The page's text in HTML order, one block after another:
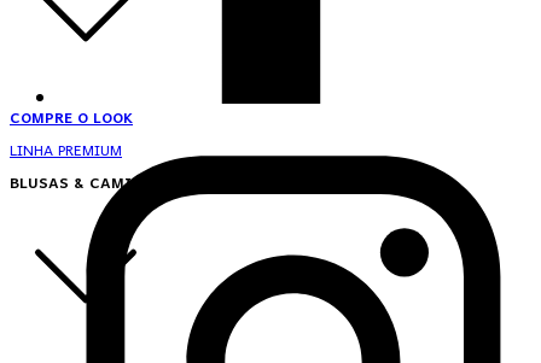
COMPRE O LOOK
LINHA PREMIUM
BLUSAS & CAMISAS